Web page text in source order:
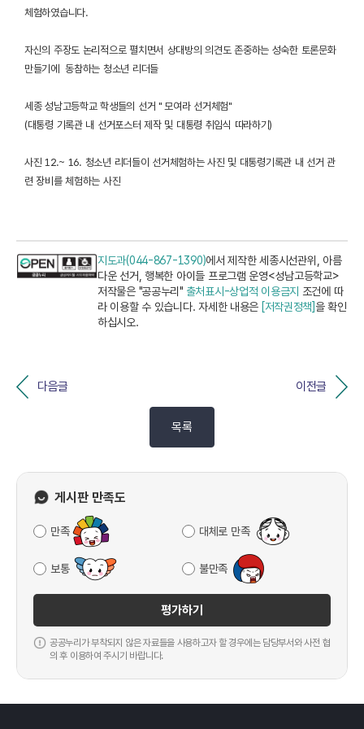
체험하였습니다.
자신의 주장도 논리적으로 펼치면서 상대방의 의견도 존중하는 성숙한 토론문화
만들기에 동참하는 청소년 리더들
세종 성남고등학교 학생들의 선거 " 모여라 선거체험"
(대통령 기록관 내 선거포스터 제작 및 대통령 취임식 따라하기)
사진 12.~ 16. 청소년 리더들이 선거체험하는 사진 및 대통령기록관 내 선거 관
련 장비를 체험하는 사진
지도과(044-867-1390)에서 제작한 세종시선관위, 아름
다운 선거, 행복한 아이들 프로그램 운영<성남고등학교>
저작물은 "공공누리" 출처표시-상업적 이용금지 조건에 따
라 이용할 수 있습니다. 자세한 내용은 [저작권정책]을 확인
하십시오.
다음글 이전글
목록
게시판 만족도
만족 대체로 만족
보통 불만족
평가하기
공공누리가 부착되지 않은 자료들을 사용하고자 할 경우에는 담당부서와 사전 협
의 후 이용하여 주시기 바랍니다.